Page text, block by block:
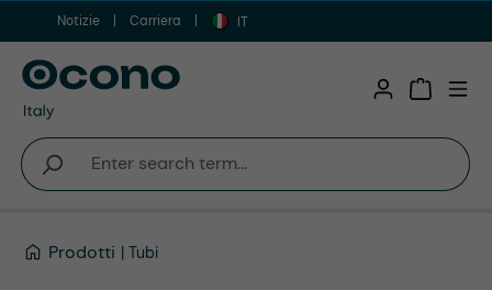
Vai al contenuto principale
Notizie Carriera IT
Prodotti Tubi